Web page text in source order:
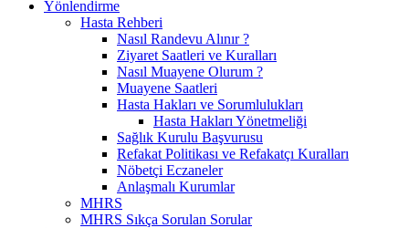
Yönlendirme
Hasta Rehberi
Nasıl Randevu Alınır ?
Ziyaret Saatleri ve Kuralları
Nasıl Muayene Olurum ?
Muayene Saatleri
Hasta Hakları ve Sorumlulukları
Hasta Hakları Yönetmeliği
Sağlık Kurulu Başvurusu
Refakat Politikası ve Refakatçı Kuralları
Nöbetçi Eczaneler
Anlaşmalı Kurumlar
MHRS
MHRS Sıkça Sorulan Sorular